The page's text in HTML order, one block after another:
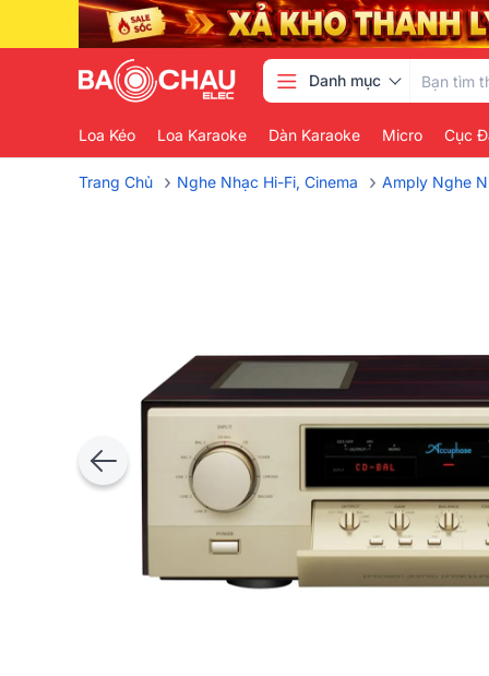
Danh mục
Loa Kéo Loa Karaoke Dàn Karaoke Micro Cục
Trang Chủ › Nghe Nhạc Hi-Fi, Cinema › Amply Nghe